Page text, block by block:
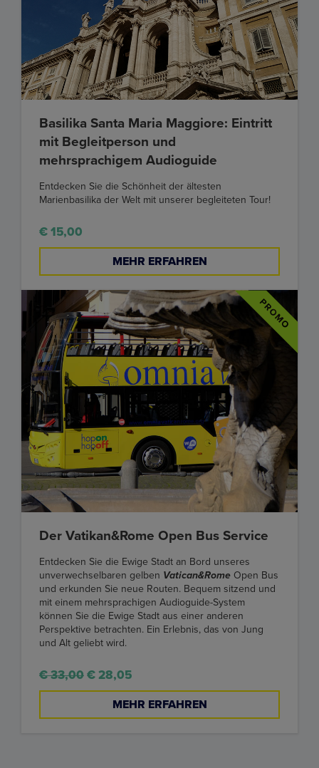
Basilika Santa Maria Maggiore: Eintritt
mit Begleitperson und
mehrsprachigem Audioguide
Entdecken Sie die Schönheit der ältesten
Marienbasilika der Welt mit unserer begleiteten Tour!
€ 15,00
MEHR ERFAHREN
Der Vatikan&Rome Open Bus Service
Entdecken Sie die Ewige Stadt an Bord unseres
unverwechselbaren gelben Vatican&Rome Open Bus
und erkunden Sie neue Routen. Bequem sitzend und
mit einem mehrsprachigen Audioguide-System
können Sie die Ewige Stadt aus einer anderen
Perspektive betrachten. Ein Erlebnis, das von Jung
und Alt geliebt wird.
€ 33,00€ 28,05
MEHR ERFAHREN